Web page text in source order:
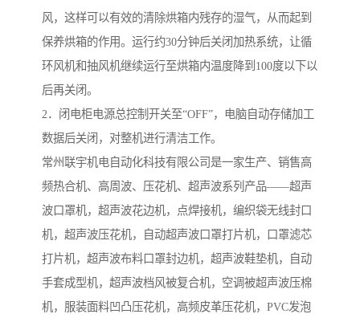
风，这样可以有效的清除烘箱内残存的湿气，从而起到
保养烘箱的作用。运行约30分钟后关闭加热系统，让循
环风机和抽风机继续运行至烘箱内温度降到100度以下以
后再关闭。
2．闭电柜电源总控制开关至“OFF”，电脑自动存储加工
数据后关闭，对整机进行清洁工作。
常州联宇机电自动化科技有限公司是一家生产、销售高
频热合机、高周波、压花机、超声波系列产品——超声
波口罩机，超声波花边机，点焊接机，编织袋无线封口
机，超声波压花机，自动超声波口罩打片机，口罩滤芯
打片机，超声波布料口罩封边机，超声波鞋垫机，自动
手套成型机，超声波档风被复合机，空调被超声波压棉
机，服装面料凹凸压花机，高频皮革压花机，PVC发泡